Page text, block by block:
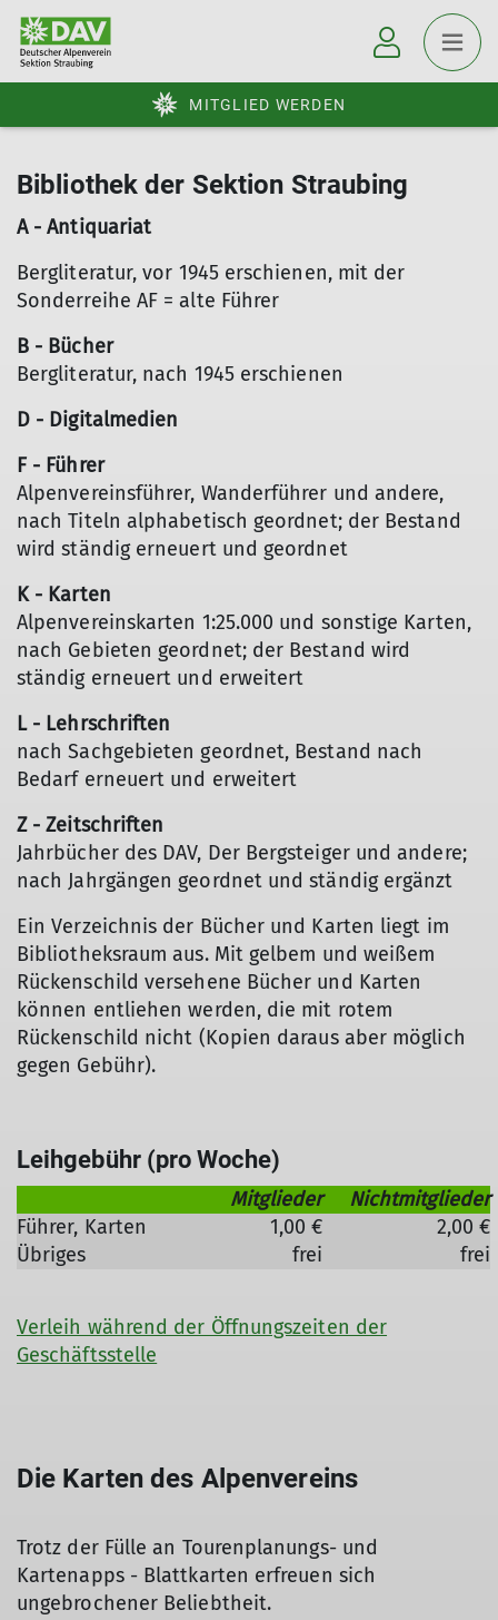
MITGLIED WERDEN
Bibliothek der Sektion Straubing
A - Antiquariat
Bergliteratur, vor 1945 erschienen, mit der
Sonderreihe AF = alte Führer
B - Bücher
Bergliteratur, nach 1945 erschienen
D - Digitalmedien
F - Führer
Alpenvereinsführer, Wanderführer und andere,
nach Titeln alphabetisch geordnet; der Bestand
wird ständig erneuert und geordnet
K - Karten
Alpenvereinskarten 1:25.000 und sonstige Karten,
nach Gebieten geordnet; der Bestand wird
ständig erneuert und erweitert
L - Lehrschriften
nach Sachgebieten geordnet, Bestand nach
Bedarf erneuert und erweitert
Z - Zeitschriften
Jahrbücher des DAV, Der Bergsteiger und andere;
nach Jahrgängen geordnet und ständig ergänzt
Ein Verzeichnis der Bücher und Karten liegt im
Bibliotheksraum aus. Mit gelbem und weißem
Rückenschild versehene Bücher und Karten
können entliehen werden, die mit rotem
Rückenschild nicht (Kopien daraus aber möglich
gegen Gebühr).
Leihgebühr (pro Woche)
Mitglieder
Nichtmitglieder
Führer, Karten
1,00 €
2,00 €
Übriges
frei frei
Verleih während der Öffnungszeiten der
Geschäftsstelle
Die Karten des Alpenvereins
Trotz der Fülle an Tourenplanungs- und
Kartenapps - Blattkarten erfreuen sich
ungebrochener Beliebtheit.